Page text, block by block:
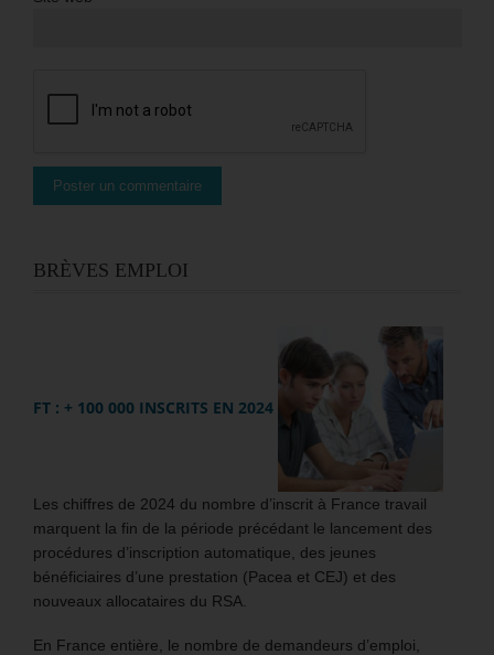
BRÈVES EMPLOI
FT : + 100 000 INSCRITS EN 2024
Les chiffres de 2024 du nombre d’inscrit à France travail
marquent la fin de la période précédant le lancement des
procédures d’inscription automatique, des jeunes
bénéficiaires d’une prestation (Pacea et CEJ) et des
nouveaux allocataires du RSA.
En France entière, le nombre de demandeurs d’emploi,